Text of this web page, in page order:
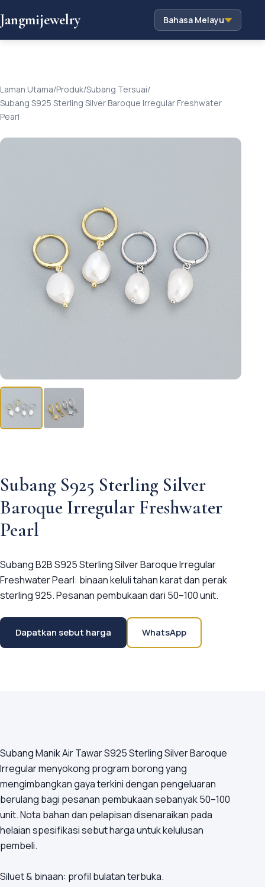
Jangmijewelry Bahasa Melayu
Laman Utama/Produk/Subang Tersuai/
Subang S925 Sterling Silver Baroque Irregular Freshwater
Pearl
Subang S925 Sterling Silver
Baroque Irregular Freshwater
Pearl
Subang B2B S925 Sterling Silver Baroque Irregular
Freshwater Pearl: binaan keluli tahan karat dan perak
sterling 925. Pesanan pembukaan dari 50–100 unit.
Dapatkan sebut harga WhatsApp
Subang Manik Air Tawar S925 Sterling Silver Baroque
Irregular menyokong program borong yang
mengimbangkan gaya terkini dengan pengeluaran
berulang bagi pesanan pembukaan sebanyak 50–100
unit. Nota bahan dan pelapisan disenaraikan pada
helaian spesifikasi sebut harga untuk kelulusan
pembeli.
Siluet & binaan: profil bulatan terbuka.